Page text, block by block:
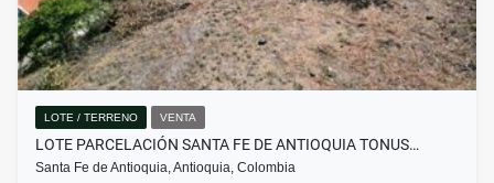
LOTE / TERRENO VENTA
LOTE PARCELACIÓN SANTA FE DE ANTIOQUIA TONUS…
Santa Fe de Antioquia, Antioquia, Colombia